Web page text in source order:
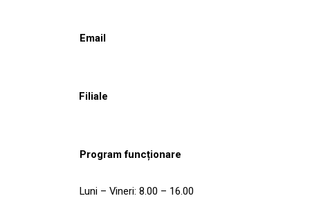
Email
Filiale
Program funcționare
Luni – Vineri: 8.00 – 16.00